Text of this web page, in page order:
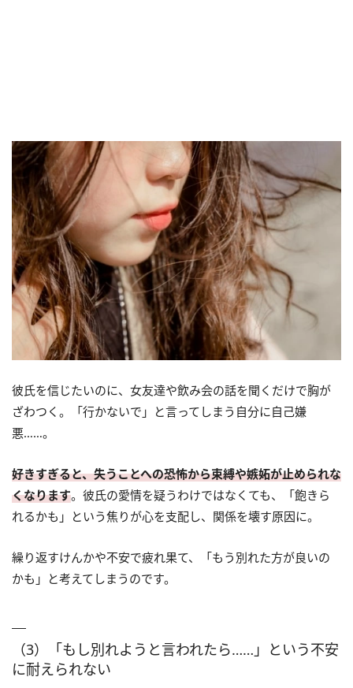
彼氏を信じたいのに、女友達や飲み会の話を聞くだけで胸が
ざわつく。「行かないで」と言ってしまう自分に自己嫌
悪……。
好きすぎると、失うことへの恐怖から束縛や嫉妬が止められな
くなります。彼氏の愛情を疑うわけではなくても、「飽きら
れるかも」という焦りが心を支配し、関係を壊す原因に。
繰り返すけんかや不安で疲れ果て、「もう別れた方が良いの
かも」と考えてしまうのです。
（3）「もし別れようと言われたら……」という不安
に耐えられない